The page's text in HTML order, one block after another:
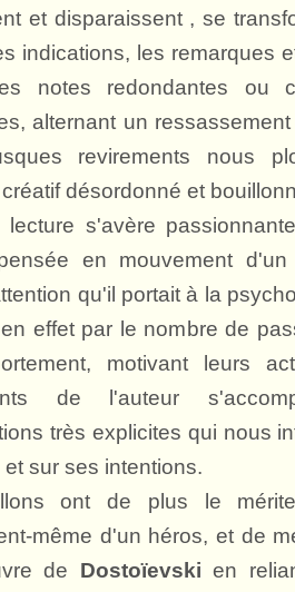
et disparaissent , se
indications, les remarques
notes redondantes ou
alternant un
revirements nous
désordonné et
lecture s'avère
en mouvement
qu'il portait à la
effet par le nombre de
motivant leurs
de l'auteur
très explicites qui nous
et sur ses intentions.
ont de plus le
même d'un héros, et de
de Dostoïevski en